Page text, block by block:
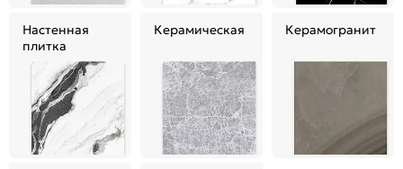
Настенная
плитка
Керамическая Керамогранит